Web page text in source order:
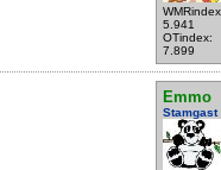
5.941
OTindex:
7.899
Emmo
Stamgast